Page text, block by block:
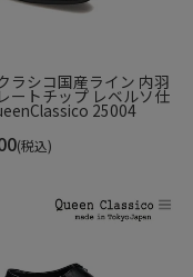
ラシコ国産ライン 内羽
ートチップ レベルソ仕
25004
(税込)